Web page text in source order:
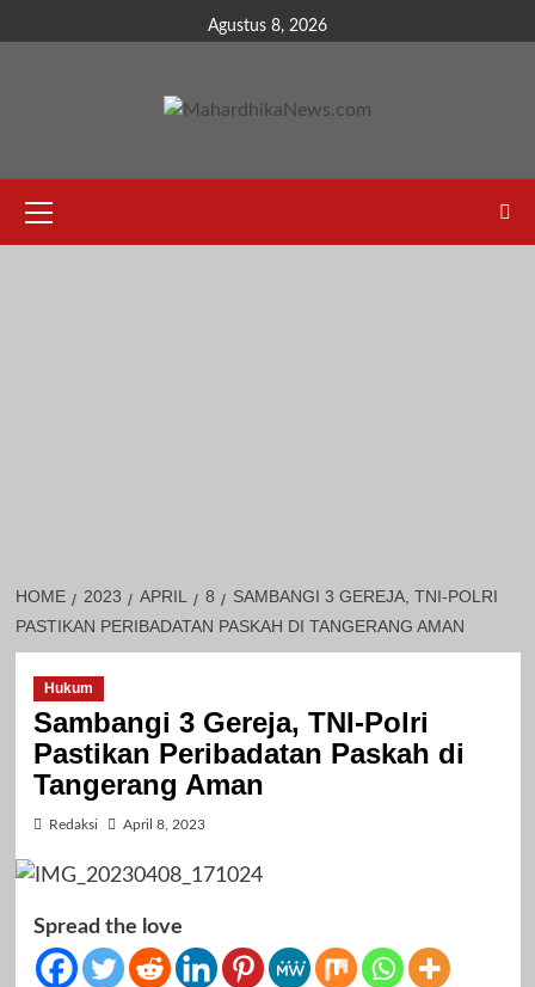
to
Agustus 8, 2026
Menu
HOME 2023 APRIL 8
SAMBANGI 3 GEREJA, TNI-POLRI
PASTIKAN PERIBADATAN PASKAH DI TANGERANG AMAN
Hukum
Sambangi 3 Gereja, TNI-Polri
Pastikan Peribadatan Paskah di
Tangerang Aman
Redaksi April 8, 2023
Spread the love